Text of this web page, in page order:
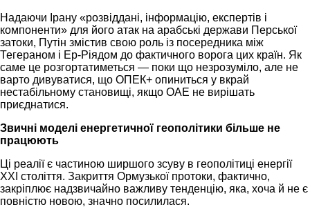
Надаючи Ірану «розвіддані, інформацію, експертів і
компоненти» для його атак на арабські держави Перської
затоки, Путін змістив свою роль із посередника між
Тегераном і Ер-Ріядом до фактичного ворога цих країн. Як
саме це розгортатиметься — поки що незрозуміло, але не
варто дивуватися, що ОПЕК+ опиниться у вкрай
нестабільному становищі, якщо ОАЕ не вирішать
приєднатися.
Звичні моделі енергетичної геополітики більше не
працюють
Ці реалії є частиною ширшого зсуву в геополітиці енергії
XXI століття. Закриття Ормузької протоки, фактично,
закріплює надзвичайно важливу тенденцію, яка, хоча й не є
повністю новою, значно посилилася.